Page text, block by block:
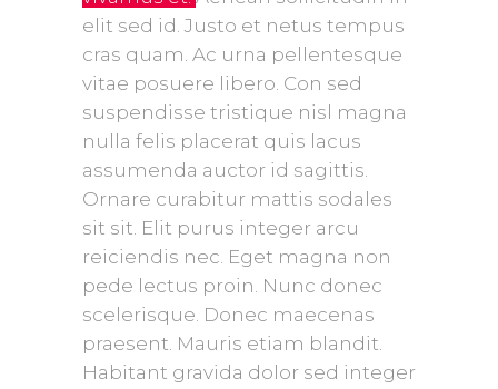
elit sed id. Justo et netus tempus
cras quam. Ac urna pellentesque
vitae posuere libero. Con sed
suspendisse tristique nisl magna
nulla felis placerat quis lacus
assumenda auctor id sagittis.
Ornare curabitur mattis sodales
sit sit. Elit purus integer arcu
reiciendis nec. Eget magna non
pede lectus proin. Nunc donec
scelerisque. Donec maecenas
praesent. Mauris etiam blandit.
Habitant gravida dolor sed integer